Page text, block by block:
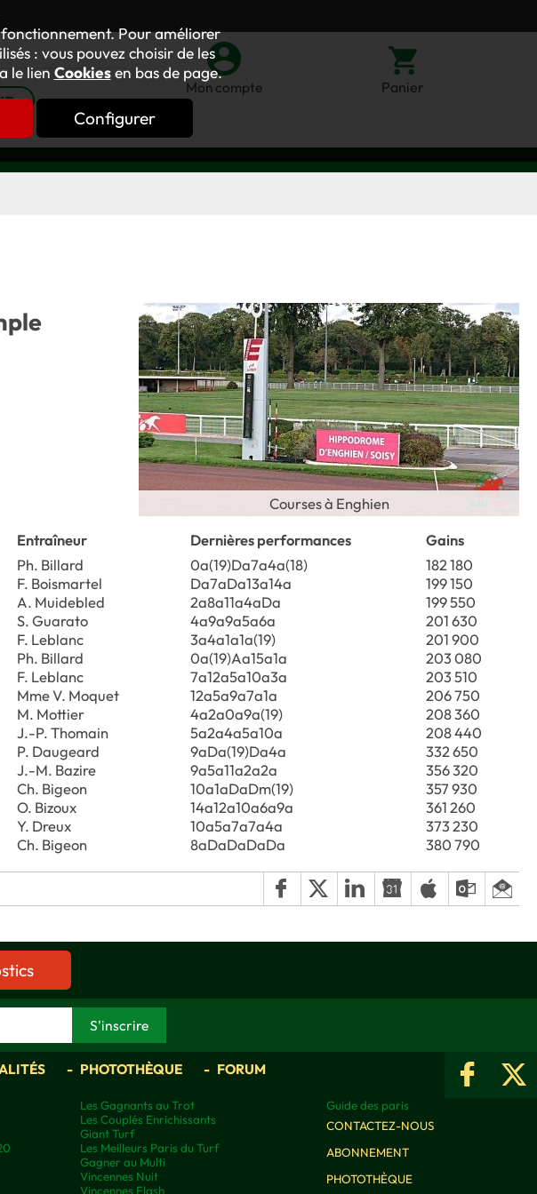
fonctionnement. Pour améliorer
: vous pouvez choisir de les
le lien Cookiesen bas de page.
Configurer
Mon compte Panier
Courses à Enghien
Entraîneur Dernières performances
Gains
Ph. Billard 0a(19)Da7a4a(18)
182 180
F. Boismartel Da7aDa13a14a
199 150
A. Muidebled 2a8a11a4aDa
199 550
S. Guarato 4a9a9a5a6a
201 630
F. Leblanc 3a4a1a1a(19)
201 900
Ph. Billard 0a(19)Aa15a1a
203 080
F. Leblanc 7a12a5a10a3a
203 510
Mme V. Moquet 12a5a9a7a1a
206 750
M. Mottier 4a2a0a9a(19)
208 360
J.-P. Thomain 5a2a4a5a10a
208 440
P. Daugeard 9aDa(19)Da4a
332 650
J.-M. Bazire 9a5a11a2a2a
356 320
Ch. Bigeon 10a1aDaDm(19)
357 930
O. Bizoux 14a12a10a6a9a
361 260
Y. Dreux 10a5a7a7a4a
373 230
Ch. Bigeon 8aDaDaDaDa 380 790
PHOTOTHÈQUE FORUM
Les Gagnants au Trot
Les Couplés Enrichissants
Giant Turf
Les Meilleurs Paris du Turf
Gagner au Multi
Vincennes Nuit
Vincennes Flash
Guide des paris
CONTACTEZ-NOUS
ABONNEMENT
PHOTOTHÈQUE